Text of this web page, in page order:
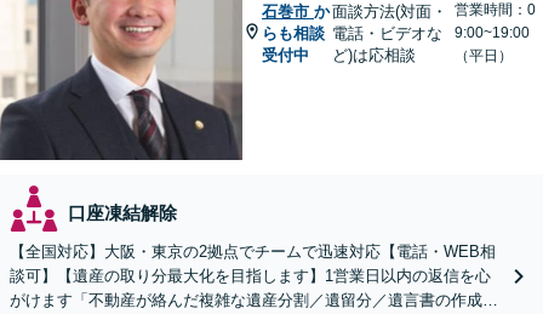
石巻市 か
らも相談
受付中
面談方法(対面・
電話・ビデオな
ど)は応相談
営業時間：0
9:00~19:00
（平日）
口座凍結解除
【全国対応】大阪・東京の2拠点でチームで迅速対応【電話・WEB相
談可】【遺産の取り分最大化を目指します】1営業日以内の返信を心
がけます「不動産が絡んだ複雑な遺産分割／遺留分／遺言書の作成・